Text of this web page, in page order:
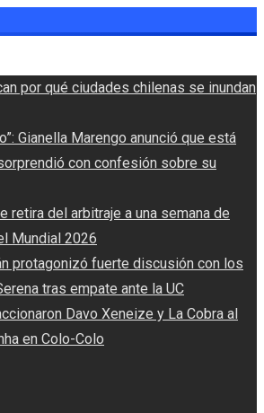
por qué ciudades chilenas se inundan
Gianella Marengo anunció que está
con confesión sobre su
retira del arbitraje a una semana de
Mundial 2026
protagonizó fuerte discusión con los
tras empate ante la UC
Davo Xeneize y La Cobra al
en Colo-Colo